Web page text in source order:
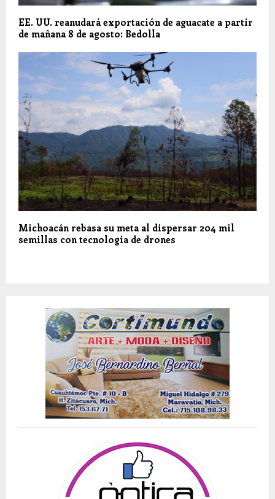
EE. UU. reanudará exportación de aguacate a partir
de mañana 8 de agosto: Bedolla
Michoacán rebasa su meta al dispersar 204 mil
semillas con tecnología de drones